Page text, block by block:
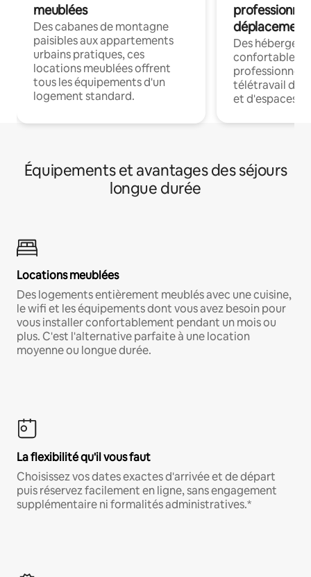
meublées
Des cabanes de montagne
paisibles aux appartements
urbains pratiques, ces
locations meublées offrent
tous les équipements d'un
logement standard.
déplacement
Des
confortables
professionnels
télétravail
et d'espaces
Équipements et avantages des séjours
longue durée
Locations meublées
Des logements entièrement meublés avec une cuisine,
le wifi et les équipements dont vous avez besoin pour
vous installer confortablement pendant un mois ou
plus. C'est l'alternative parfaite à une location
moyenne ou longue durée.
La flexibilité qu'il vous faut
Choisissez vos dates exactes d'arrivée et de départ
puis réservez facilement en ligne, sans engagement
supplémentaire ni formalités administratives.*